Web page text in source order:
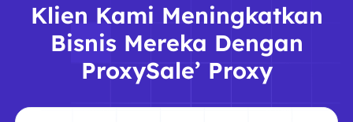
Klien Kami Meningkatkan
Bisnis Mereka Dengan
ProxySale’ Proxy